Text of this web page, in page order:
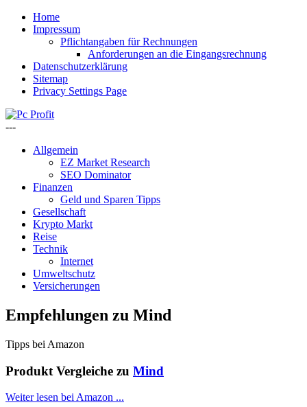
Home
Impressum
Pflichtangaben für Rechnungen
Anforderungen an die Eingangsrechnung
Datenschutzerklärung
Sitemap
Privacy Settings Page
---
Allgemein
EZ Market Research
SEO Dominator
Finanzen
Geld und Sparen Tipps
Gesellschaft
Krypto Markt
Reise
Technik
Internet
Umweltschutz
Versicherungen
Empfehlungen zu Mind
Tipps bei Amazon
Produkt Vergleiche zu Mind
Weiter lesen bei Amazon ...